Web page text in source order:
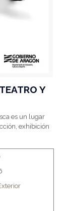
Y
es un lugar
exhibición